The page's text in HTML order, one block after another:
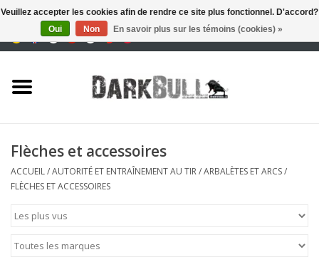
0 Articles - €0,00
tir
équipement tactique
Marques
Flèches et accessoires
ACCUEIL/AUTORITÉ ET ENTRAÎNEMENT AU TIR/ARBALÈTES ET ARCS/
FLÈCHES ET ACCESSOIRES
Veuillez accepter les cookies afin de rendre ce site plus fonctionnel. D'accord?
Oui
Non En savoir plus sur les témoins (cookies) »